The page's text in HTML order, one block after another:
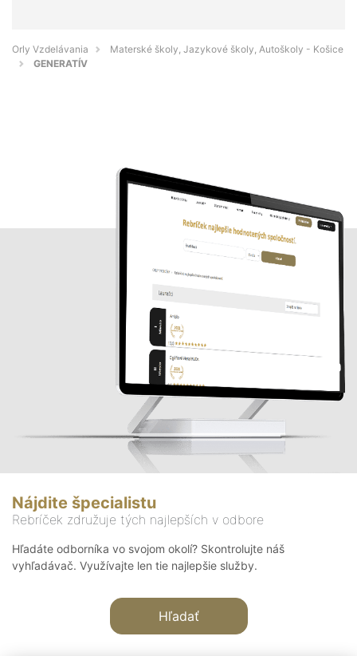
Orly Vzdelávania
Materské školy, Jazykové školy, Autoškoly - Košice
GENERATÍV
Nájdite špecialistu
Rebríček združuje tých najlepších v odbore
Hľadáte odborníka vo svojom okolí? Skontrolujte náš
vyhľadávač. Využívajte len tie najlepšie služby.
Hľadať